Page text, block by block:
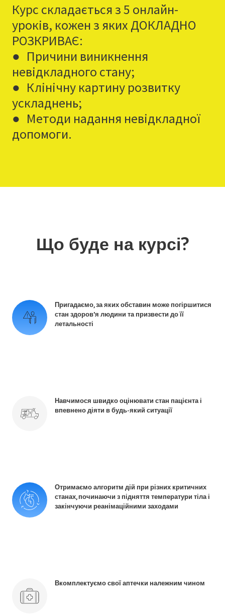
Курс складається з 5 онлайн-
уроків, кожен з яких ДОКЛАДНО
РОЗКРИВАЄ:
● Причини виникнення
невідкладного стану;
● Клінічну картину розвитку
ускладнень;
● Методи надання невідкладної
допомоги.
Що буде на курсі?
Пригадаємо, за яких обставин може погіршитися
стан здоров'я людини та призвести до її
летальності
Навчимося швидко оцінювати стан пацієнта і
впевнено діяти в будь-який ситуації
Отримаємо алгоритм дій при різних критичних
станах, починаючи з підняття температури тіла і
закінчуючи реанімаційними заходами
Вкомплектуємо свої аптечки належним чином